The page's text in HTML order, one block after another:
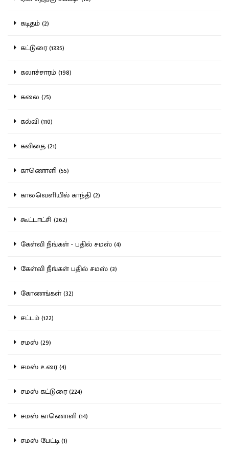
கடிதம் (2)
கட்டுரை (1335)
கலாச்சாரம் (198)
கலை (75)
கல்வி (110)
கவிதை (21)
காணொளி (55)
காலவெளியில் காந்தி (2)
கூட்டாட்சி (262)
கேள்வி நீங்கள் - பதில் சமஸ் (4)
கேள்வி நீங்கள் பதில் சமஸ் (3)
கோணங்கள் (32)
சட்டம் (122)
சமஸ் (29)
சமஸ் உரை (4)
சமஸ் கட்டுரை (224)
சமஸ் காணொளி (14)
சமஸ் பேட்டி (1)